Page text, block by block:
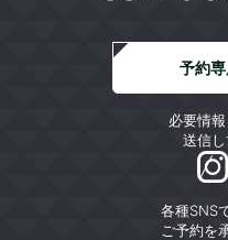
各種SNS
ご予約を
予約
必要情報
送信し